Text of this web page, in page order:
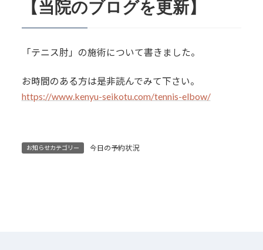
【当院のブログを更新】
「テニス肘」の施術について書きました。
お時間のある方は是非読んでみて下さい。
https://www.kenyu-seikotu.com/tennis-elbow/
お知らせカテゴリー 今日の予約状況